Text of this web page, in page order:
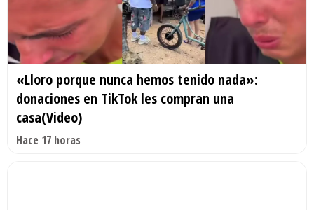
«Lloro porque nunca hemos tenido nada»:
donaciones en TikTok les compran una
casa(Video)
Hace 17 horas